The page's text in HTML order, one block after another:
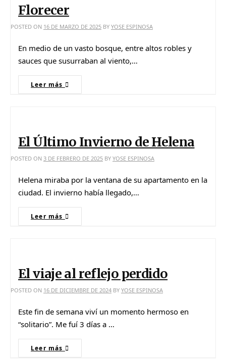
Florecer
POSTED ON 16 DE MARZO DE 2025 BY YOSE ESPINOSA
En medio de un vasto bosque, entre altos robles y
sauces que susurraban al viento,…
Leer más
El Último Invierno de Helena
POSTED ON 3 DE FEBRERO DE 2025 BY YOSE ESPINOSA
Helena miraba por la ventana de su apartamento en la
ciudad. El invierno había llegado,…
Leer más
El viaje al reflejo perdido
POSTED ON 16 DE DICIEMBRE DE 2024 BY YOSE ESPINOSA
Este fin de semana viví un momento hermoso en
“solitario”. Me fuí 3 días a …
Leer más